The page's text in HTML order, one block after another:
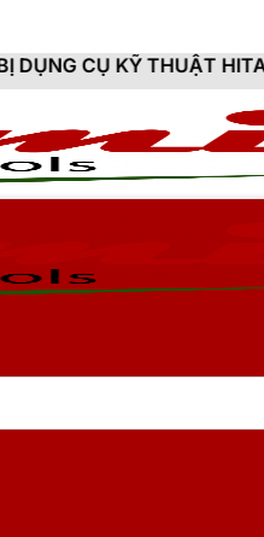
HITAMI - CUNG